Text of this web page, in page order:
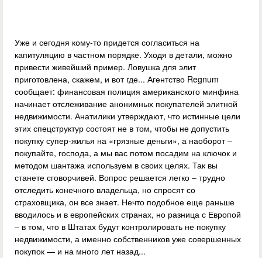
Уже и сегодня кому-то придется согласиться на
капитуляцию в частном порядке. Уходя в детали, можно
привести живейший пример. Ловушка для элит
приготовлена, скажем, и вот где... Агентство Regnum
сообщает: финансовая полиция американского минфина
начинает отслеживание анонимных покупателей элитной
недвижимости. Анатилики утверждают, что истинные цели
этих спецструктур состоят не в том, чтобы не допустить
покупку супер-жилья на «грязные деньги», а наоборот –
покупайте, господа, а мы вас потом посадим на ключок и
методом шантажа используем в своих целях. Так вы
станете сговорчивей. Вопрос решается легко – трудно
отследить конечного владельца, но спросят со
страховщика, он все знает. Нечто подобное еще раньше
вводилось и в европейских странах, но разница с Европой
– в том, что в Штатах будут контролировать не покупку
недвижимости, а именно собственников уже совершенных
покупок — и на много лет назад...